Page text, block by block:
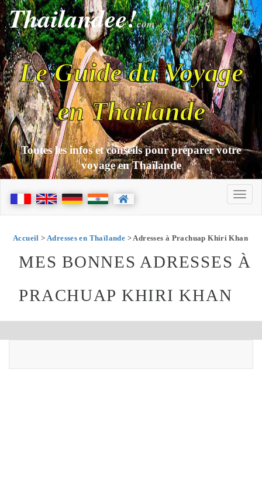
Thailandee!com
Le Guide du Voyage
en Thaïlande
Toutes les infos et conseils pour préparer votre
voyage en Thaïlande
Accueil > Adresses en Thaïlande > Adresses à Prachuap Khiri Khan
MES BONNES ADRESSES À
PRACHUAP KHIRI KHAN